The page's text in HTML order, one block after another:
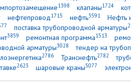
1398 клапаны1724
нефтепровод1715 нефть3591 Нефть
поставка трубопроводной арматуры
3859 ремонтная программа1513
арматуры3028 тендер на
2786 Транснефть2782
2623 шаровые краны5077